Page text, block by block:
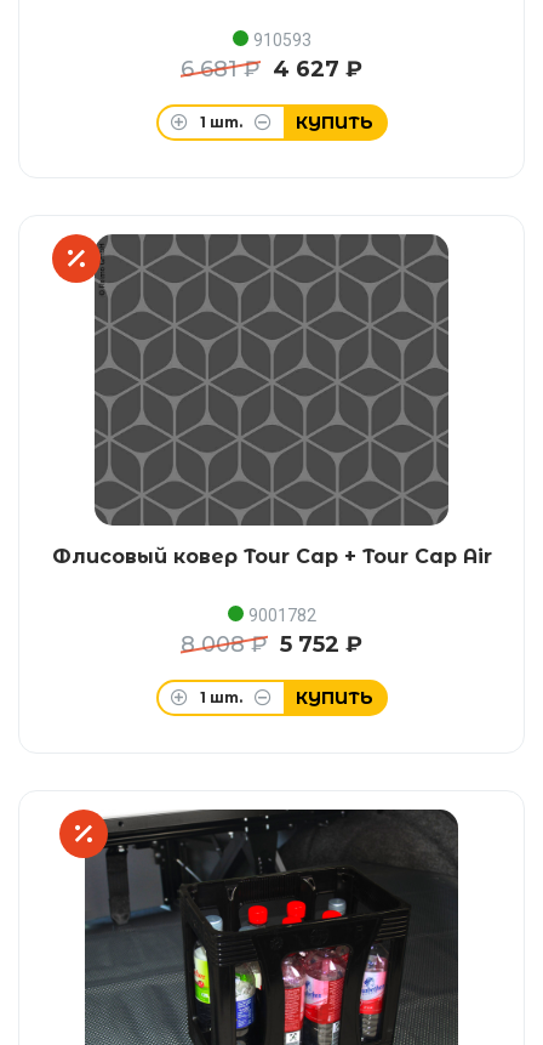
910593
6 681 ₽ 4 627 ₽
1 шт. КУПИТЬ
Флисовый ковер Tour Cap + Tour Cap Air
9001782
8 008 ₽ 5 752 ₽
1 шт. КУПИТЬ